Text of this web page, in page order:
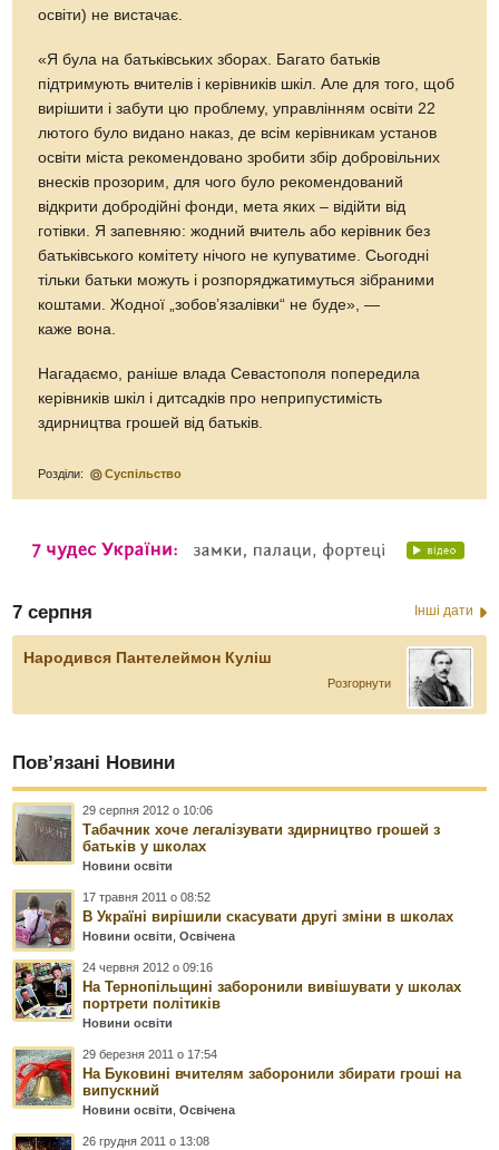
освіти) не вистачає.
«Я була на батьківських зборах. Багато батьків
підтримують вчителів і керівників шкіл. Але для того, щоб
вирішити і забути цю проблему, управлінням освіти 22
лютого було видано наказ, де всім керівникам установ
освіти міста рекомендовано зробити збір добровільних
внесків прозорим, для чого було рекомендований
відкрити добродійні фонди, мета яких – відійти від
готівки. Я запевняю: жодний вчитель або керівник без
батьківського комітету нічого не купуватиме. Сьогодні
тільки батьки можуть і розпоряджатимуться зібраними
коштами. Жодної „зобов’язалівки“ не буде», —
каже вона.
Нагадаємо, раніше влада Севастополя попередила
керівників шкіл і дитсадків про неприпустимість
здирництва грошей від батьків.
Розділи: Суспільство
7 серпня Інші дати
Народився Пантелеймон Куліш
Розгорнути
Пов’язані Новини
29 серпня 2012 о 10:06
Табачник хоче легалізувати здирництво грошей з
батьків у школах
Новини освіти
17 травня 2011 о 08:52
В Україні вирішили скасувати другі зміни в школах
Новини освіти ,Освічена
24 червня 2012 о 09:16
На Тернопільщині заборонили вивішувати у школах
портрети політиків
Новини освіти
29 березня 2011 о 17:54
На Буковині вчителям заборонили збирати гроші на
випускний
Новини освіти ,Освічена
26 грудня 2011 о 13:08